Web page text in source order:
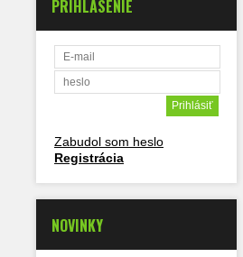
PRIHLÁSENIE
Zabudol som heslo
Registrácia
NOVINKY